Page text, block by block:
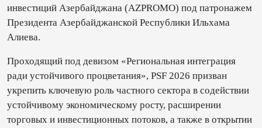
инвестиций Азербайджана (AZPROMO) под патронажем
Президента Азербайджанской Республики Ильхама
Алиева.
Проходящий под девизом «Региональная интеграция
ради устойчивого процветания», PSF 2026 призван
укрепить ключевую роль частного сектора в содействии
устойчивому экономическому росту, расширении
торговых и инвестиционных потоков, а также в открытии